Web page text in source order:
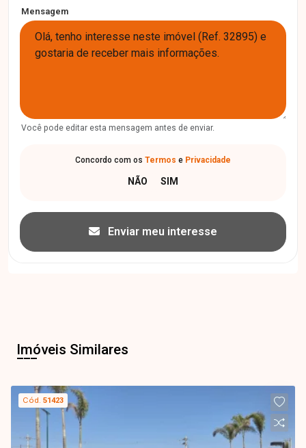
Mensagem
Você pode editar esta mensagem antes de enviar.
Concordo com os Termos e Privacidade
Enviar meu interesse
Imóveis Similares
Cód.51423